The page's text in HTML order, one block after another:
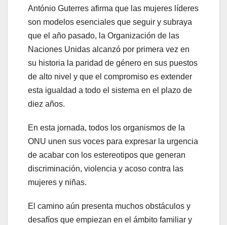
António Guterres afirma que las mujeres líderes
son modelos esenciales que seguir y subraya
que el año pasado, la Organización de las
Naciones Unidas alcanzó por primera vez en
su historia la paridad de género en sus puestos
de alto nivel y que el compromiso es extender
esta igualdad a todo el sistema en el plazo de
diez años.
En esta jornada, todos los organismos de la
ONU unen sus voces para expresar la urgencia
de acabar con los estereotipos que generan
discriminación, violencia y acoso contra las
mujeres y niñas.
El camino aún presenta muchos obstáculos y
desafíos que empiezan en el ámbito familiar y